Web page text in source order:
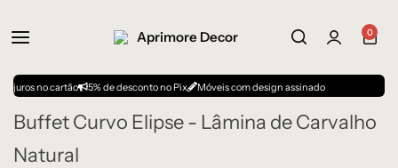
0
cartão 5% de desconto no Pix Móveis com design assinado
Buffet Curvo Elipse - Lâmina de Carvalho
Natural